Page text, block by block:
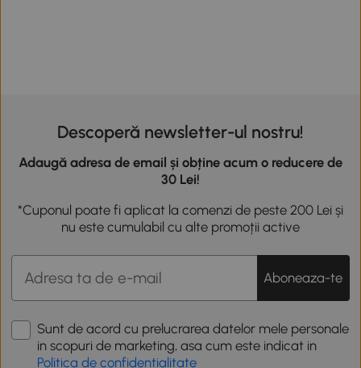
Descoperă newsletter-ul nostru!
Adaugă adresa de email și obține acum o reducere de
30 Lei!
*Cuponul poate fi aplicat la comenzi de peste 200 Lei și
nu este cumulabil cu alte promoții active
Aboneaza-te
Sunt de acord cu prelucrarea datelor mele personale
in scopuri de marketing, asa cum este indicat in
Politica de confidentialitate